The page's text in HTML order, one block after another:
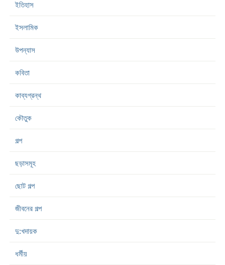
ইতিহাস
ইসলামিক
উপন্যাস
কবিতা
কাব্যগ্রন্থ
কৌতুক
গল্প
ছড়াসমূহ
ছোট গল্প
জীবনের গল্প
দু:খদায়ক
ধর্মীয়